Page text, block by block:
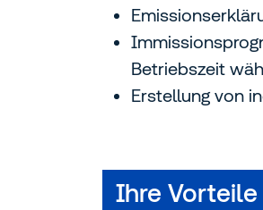
Betriebszeit
Erstellung von
Ihre Vorteile